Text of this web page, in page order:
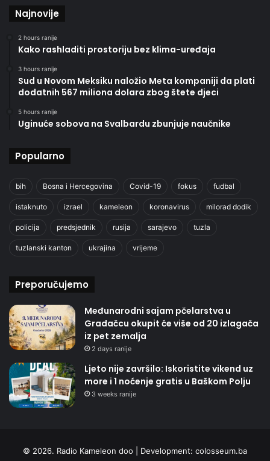
Najnovije
2 hours ranije
Kako rashladiti prostoriju bez klima-uređaja
3 hours ranije
Sud u Novom Meksiku naložio Meta kompaniji da plati
dodatnih 567 miliona dolara zbog štete djeci
5 hours ranije
Uginuće sobova na Svalbardu zbunjuje naučnike
Popularno
bih Bosna i Hercegovina Covid-19 fokus fudbal
istaknuto izrael kameleon koronavirus milorad dodik
policija predsjednik rusija sarajevo tuzla
tuzlanski kanton ukrajina vrijeme
Preporučujemo
Međunarodni sajam pčelarstva u
Gradačcu okupit će više od 20 izlagača
iz pet zemalja
2 days ranije
Ljeto nije završilo: Iskoristite vikend uz
more i 1 noćenje gratis u Baškom Polju
3 weeks ranije
© 2026. Radio Kameleon doo | Development: colosseum.ba